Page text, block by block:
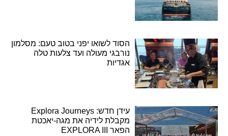
הסוד לשואו יפני בטוב טעם: מסלמון
נורבגי מעולה ועד צלעות טלה
אגדיות
עידן חדש: Explora Journeys
מקבלת לידיה את מגה-יאכטת
הפאר EXPLORA III